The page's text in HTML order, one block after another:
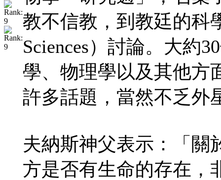
教不信教，到教廷的科
Sciences）討論。大約
學、物理學以及其他方
許多話題，當然不乏外
夫納斯神父表示：「關
方是否有生命的存在，